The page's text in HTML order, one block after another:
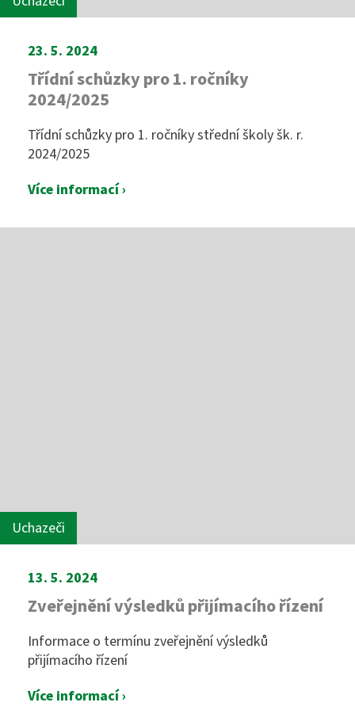
23. 5. 2024
Třídní schůzky pro 1. ročníky
2024/2025
Třídní schůzky pro 1. ročníky střední školy šk. r.
2024/2025
Více informací ›
Uchazeči
13. 5. 2024
Zveřejnění výsledků přijímacího řízení
Informace o termínu zveřejnění výsledků
přijímacího řízení
Více informací ›